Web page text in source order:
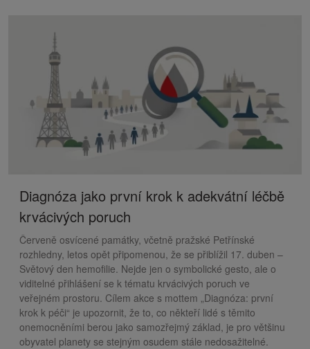
Diagnóza jako první krok k adekvátní léčbě
krvácivých poruch
Červeně osvícené památky, včetně pražské Petřínské
rozhledny, letos opět připomenou, že se přiblížil 17. duben –
Světový den hemofilie. Nejde jen o symbolické gesto, ale o
viditelné přihlášení se k tématu krvácivých poruch ve
veřejném prostoru. Cílem akce s mottem „Diagnóza: první
krok k péči“ je upozornit, že to, co někteří lidé s těmito
onemocněními berou jako samozřejmý základ, je pro většinu
obyvatel planety se stejným osudem stále nedosažitelné.